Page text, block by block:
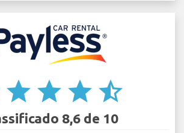
star star star star_half
8,6 de 10